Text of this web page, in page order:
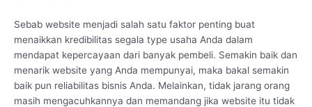
Sebab website menjadi salah satu faktor penting buat
menaikkan kredibilitas segala type usaha Anda dalam
mendapat kepercayaan dari banyak pembeli. Semakin baik dan
menarik website yang Anda mempunyai, maka bakal semakin
baik pun reliabilitas bisnis Anda. Melainkan, tidak jarang orang
masih mengacuhkannya dan memandang jika website itu tidak